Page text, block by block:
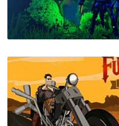
Mortal Kombat 1 +